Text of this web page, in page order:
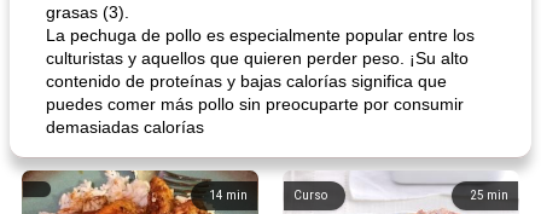
grasas (3).
La pechuga de pollo es especialmente popular entre los
culturistas y aquellos que quieren perder peso. ¡Su alto
contenido de proteínas y bajas calorías significa que
puedes comer más pollo sin preocuparte por consumir
demasiadas calorías
14 min 25 min
Curso